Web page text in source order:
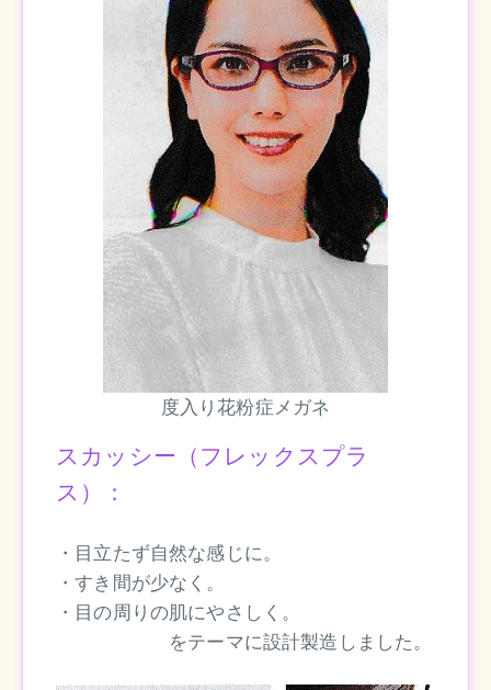
度入り花粉症メガネ
スカッシー（フレックスプラ
ス）：
・目立たず自然な感じに。
・すき間が少なく。
・目の周りの肌にやさしく。
をテーマに設計製造しました。